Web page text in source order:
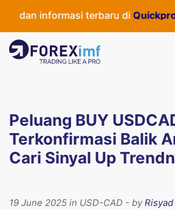
informasi terbaru di
Peluang BUY
Terkonfirmasi Balik
Cari Sinyal Up
19 June 2025 in USD-CAD - by